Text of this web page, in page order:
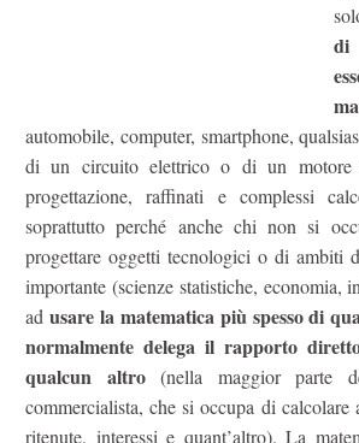
automobile, computer, smartphone,
di un circuito elettrico o di un motore
progettazione, raffinati e complessi
soprattutto perché anche chi non si
progettare oggetti tecnologici o di ambiti
importante (scienze statistiche, economia,
ad usare la matematica più spesso di
normalmente delega il rapporto
qualcun altro(nella maggior parte
commercialista, che si occupa di calcolare
ritenute, interessi e quant’altro). La